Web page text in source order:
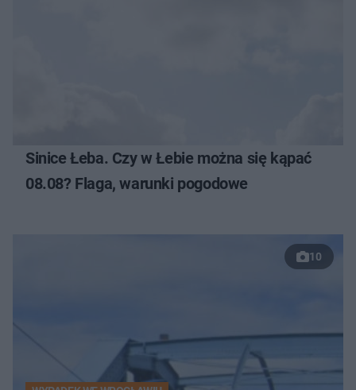
Sinice Łeba. Czy w Łebie można się kąpać
08.08? Flaga, warunki pogodowe
10